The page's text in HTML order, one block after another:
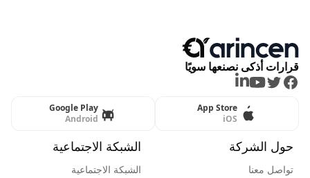
قرارات أذكى نصنعها سويًا
Facebook
Twitter
Youtube
LinkedIn
App Store
iOS
Google Play
Android
حول الشركة
تواصل معنا
الشبكة الاجتماعية
الشبكة الاجتماعية